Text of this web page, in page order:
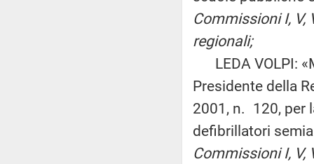
Commissioni I,
regionali;
LEDA VOLPI:
Presidente della
2001, n. 120, per
defibrillatori
Commissioni I, V,